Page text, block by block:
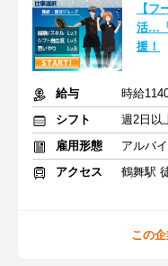
【
活…
援！
給与
時給
シフト
雇用形態
アルバ
アクセス
鶴舞駅
この